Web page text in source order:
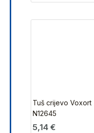
Tuš crijevo Voxort
N12645
5,14 €